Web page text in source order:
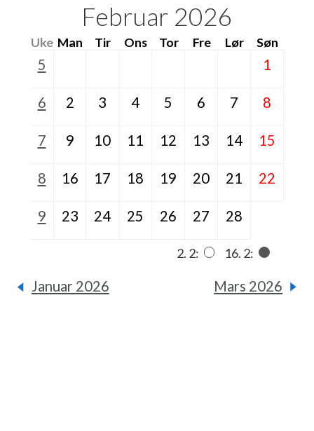
Februar 2026
Uke Man Tir Ons Tor Fre Lør Søn
5 1
6 2 3 4 5 6 7 8
7 9 10 11 12 13 14 15
8 16 17 18 19 20 21 22
9 23 24 25 26 27 28
2. 2: 16. 2:
Januar 2026 Mars 2026